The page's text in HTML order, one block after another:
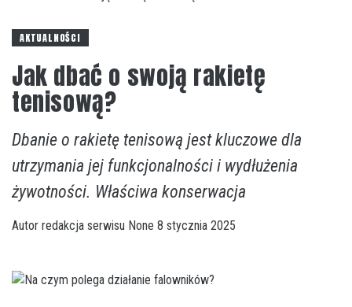
AKTUALNOŚCI
Jak dbać o swoją rakietę
tenisową?
Dbanie o rakietę tenisową jest kluczowe dla
utrzymania jej funkcjonalności i wydłużenia
żywotności. Właściwa konserwacja
Autor redakcja serwisu None 8 stycznia 2025